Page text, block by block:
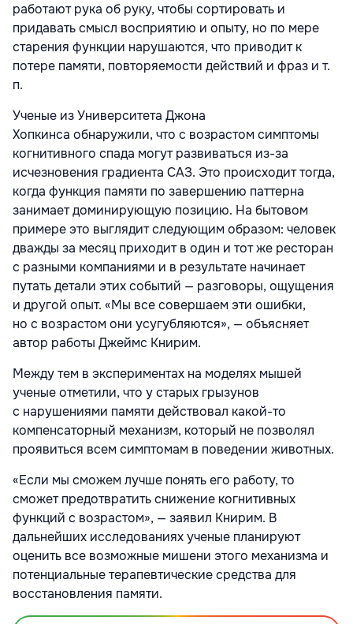
работают рука об руку, чтобы сортировать и
придавать смысл восприятию и опыту, но по мере
старения функции нарушаются, что приводит к
потере памяти, повторяемости действий и фраз и т.
п.
Ученые из Университета Джона
Хопкинса обнаружили, что с возрастом симптомы
когнитивного спада могут развиваться из-за
исчезновения градиента САЗ. Это происходит тогда,
когда функция памяти по завершению паттерна
занимает доминирующую позицию. На бытовом
примере это выглядит следующим образом: человек
дважды за месяц приходит в один и тот же ресторан
с разными компаниями и в результате начинает
путать детали этих событий — разговоры, ощущения
и другой опыт. «Мы все совершаем эти ошибки,
но с возрастом они усугубляются», — объясняет
автор работы Джеймс Книрим.
Между тем в экспериментах на моделях мышей
ученые отметили, что у старых грызунов
с нарушениями памяти действовал какой-то
компенсаторный механизм, который не позволял
проявиться всем симптомам в поведении животных.
«Если мы сможем лучше понять его работу, то
сможет предотвратить снижение когнитивных
функций с возрастом», — заявил Книрим. В
дальнейших исследованиях ученые планируют
оценить все возможные мишени этого механизма и
потенциальные терапевтические средства для
восстановления памяти.